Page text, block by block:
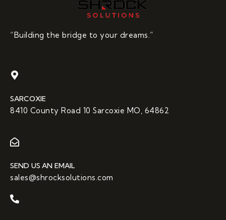
“Building the bridge to your dreams.”
SARCOXIE
8410 County Road 10 Sarcoxie MO, 64862
SEND US AN EMAIL
sales@shrocksolutions.com